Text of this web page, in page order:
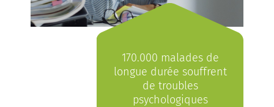
170.000 malades de
longue durée souffrent
de troubles
psychologiques